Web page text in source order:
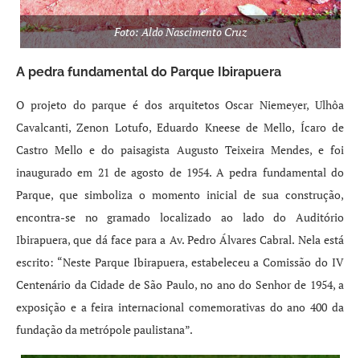
Foto: Aldo Nascimento Cruz
A pedra fundamental do Parque Ibirapuera
O projeto do parque é dos arquitetos Oscar Niemeyer, Ulhôa
Cavalcanti, Zenon Lotufo, Eduardo Kneese de Mello, Ícaro de
Castro Mello e do paisagista Augusto Teixeira Mendes, e foi
inaugurado em 21 de agosto de 1954. A pedra fundamental do
Parque, que simboliza o momento inicial de sua construção,
encontra-se no gramado localizado ao lado do Auditório
Ibirapuera, que dá face para a Av. Pedro Álvares Cabral. Nela está
escrito: “Neste Parque Ibirapuera, estabeleceu a Comissão do IV
Centenário da Cidade de São Paulo, no ano do Senhor de 1954, a
exposição e a feira internacional comemorativas do ano 400 da
fundação da metrópole paulistana”.